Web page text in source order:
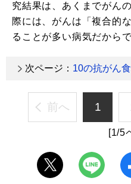
究結果は、あくまでがん
際には、がんは「複合的
ることが多い病気だからで
次ページ： 10の抗がん
前へ 1
[1/5